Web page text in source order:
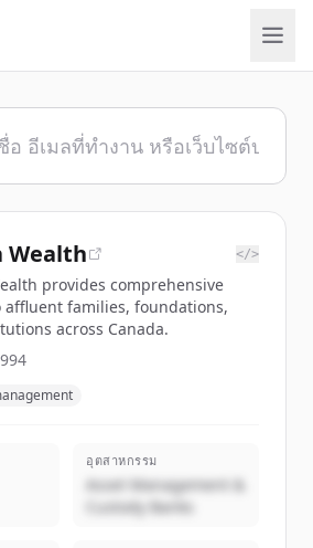
Wealth </>
provides comprehensive
affluent families, foundations,
across Canada.
อุตสาหกรรม
Asset Management &
Custody Banks